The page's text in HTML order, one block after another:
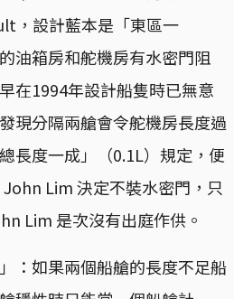
，設計藍本是「東區一
油箱房和舵機房有水密門阻
在1994年設計船隻時已無意
現分隔兩艙會令舵機房長度過
長度一成」（0.1L）規定，便
Lim 決定不裝水密門，只
Lim 是次沒有出庭作供。
：如果兩個船艙的長度不足船